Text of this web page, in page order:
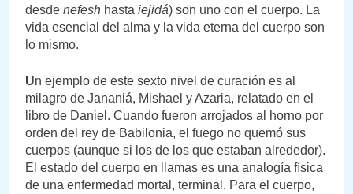
desde nefesh hasta iejidá) son uno con el cuerpo. La
vida esencial del alma y la vida eterna del cuerpo son
lo mismo.
Un ejemplo de este sexto nivel de curación es al
milagro de Jananiá, Mishael y Azaria, relatado en el
libro de Daniel. Cuando fueron arrojados al horno por
orden del rey de Babilonia, el fuego no quemó sus
cuerpos (aunque si los de los que estaban alrededor).
El estado del cuerpo en llamas es una analogía física
de una enfermedad mortal, terminal. Para el cuerpo,